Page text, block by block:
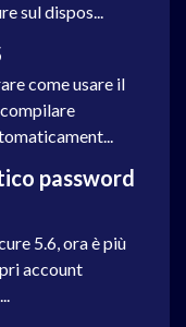
sul dispos...
come usare il
password
5.6, ora è più
account